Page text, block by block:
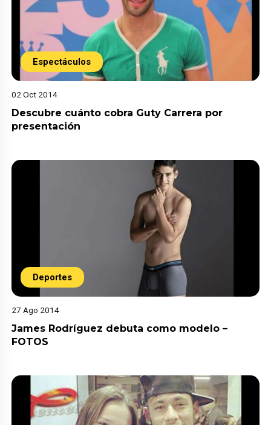
Espectáculos
02 Oct 2014
Descubre cuánto cobra Guty Carrera por
presentación
Deportes
27 Ago 2014
James Rodríguez debuta como modelo –
FOTOS